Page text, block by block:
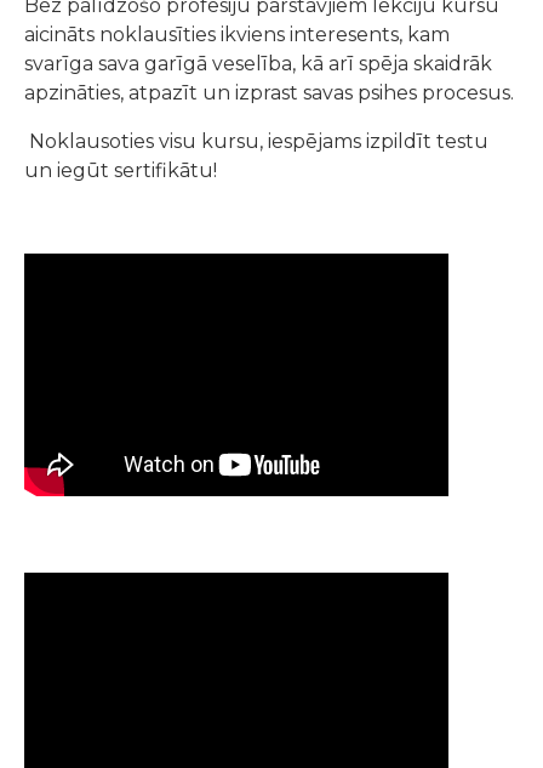
Bez palīdzošo profesiju pārstāvjiem lekciju kursu
aicināts noklausīties ikviens interesents, kam
svarīga sava garīgā veselība, kā arī spēja skaidrāk
apzināties, atpazīt un izprast savas psihes procesus.
Noklausoties visu kursu, iespējams izpildīt testu
un iegūt sertifikātu!